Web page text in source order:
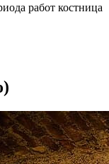
работ костница